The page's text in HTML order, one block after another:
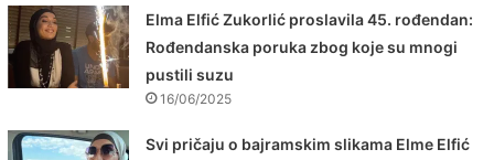
Elma Elfić Zukorlić proslavila 45. rođendan:
Rođendanska poruka zbog koje su mnogi
pustili suzu
16/06/2025
Svi pričaju o bajramskim slikama Elme Elfić